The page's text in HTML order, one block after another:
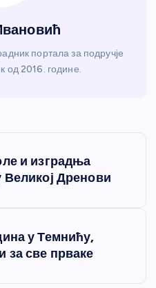
портала за подручје
од 2016. године.
и изградња
Великој Дренови
у Темнићу,
за све прваке